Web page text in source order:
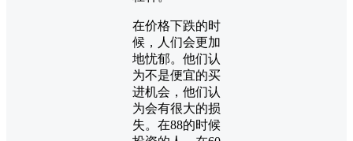
在价格下跌的时
候，人们会更加
地忧郁。他们认
为不是便宜的买
进机会，他们认
为会有很大的损
失。在88的时候